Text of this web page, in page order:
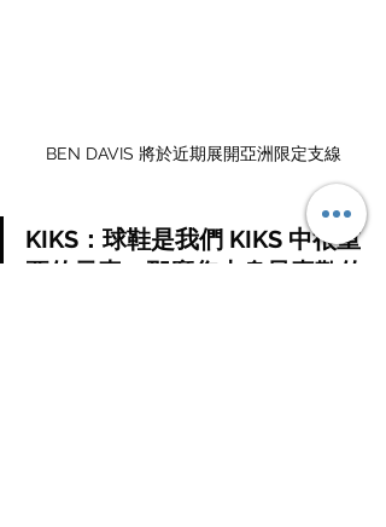
BEN DAVIS 將於近期展開亞洲限定支線
KIKS：球鞋是我們 KIKS 中很重
要的元素，那麼您本身最喜歡的